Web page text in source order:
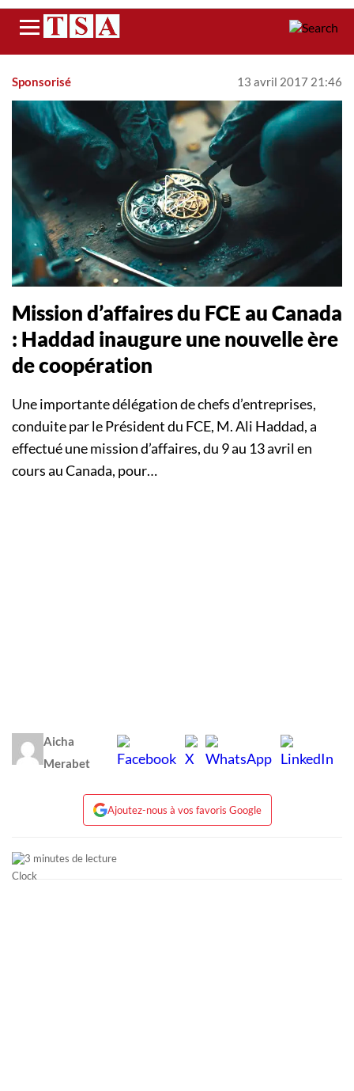
Menu
Sponsorisé 13 avril 2017 21:46
Mission d’affaires du FCE au Canada
: Haddad inaugure une nouvelle ère
de coopération
Une importante délégation de chefs d’entreprises,
conduite par le Président du FCE, M. Ali Haddad, a
effectué une mission d’affaires, du 9 au 13 avril en
cours au Canada, pour…
Aicha
Merabet
Ajoutez-nous à vos favoris Google
3 minutes de lecture